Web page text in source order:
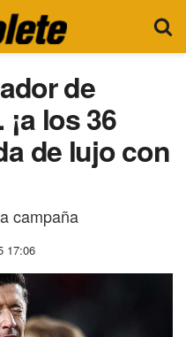
de
los 36
de lujo con
campaña
17:06